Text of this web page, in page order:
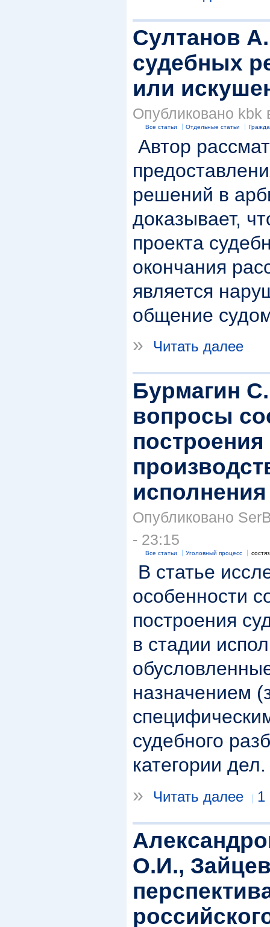
Султанов
судебных
или
Опубликовано kbk
Все статьи Отдельные статьи
Автор
решений в
доказывает,
проекта
окончания
является
общение
»
Читать далее
Бурмагин
вопросы
Опубликовано
- 23:15
Все статьи Уголовный процесс
В статье
особенности
построения
в стадии
назначением
судебного
категории дел.
»
Читать далее 1
О.И.,